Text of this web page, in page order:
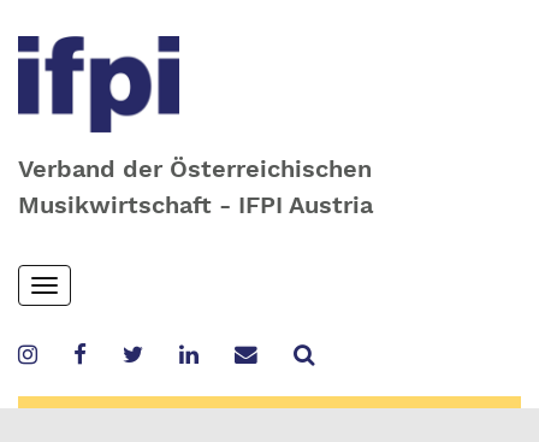
Verband der Österreichischen
Musikwirtschaft - IFPI Austria
Skip
to
content
Toggle
navigation